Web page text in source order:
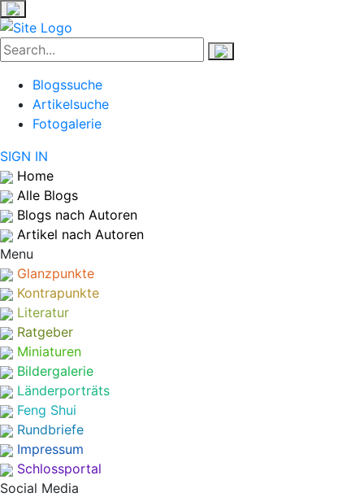
Blogssuche
Artikelsuche
Fotogalerie
SIGN IN
Home
Alle Blogs
Blogs nach Autoren
Artikel nach Autoren
Menu
Glanzpunkte
Kontrapunkte
Literatur
Ratgeber
Miniaturen
Bildergalerie
Länderporträts
Feng Shui
Rundbriefe
Impressum
Schlossportal
Social Media